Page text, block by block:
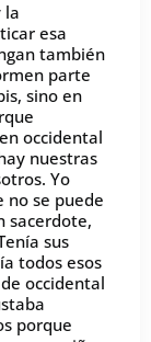
la
esa
también
parte
sino en
occidental
nuestras
Yo
no se puede
sacerdote,
sus
todos esos
occidental
porque